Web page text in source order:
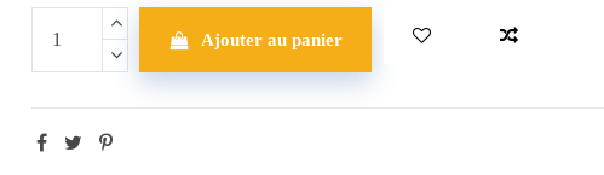
Ajouter au panier